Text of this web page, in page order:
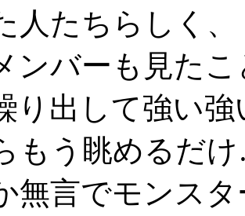
人たちらしく、
ンバーも見た
り出して強い強
もう眺めるだ
無言でモンス